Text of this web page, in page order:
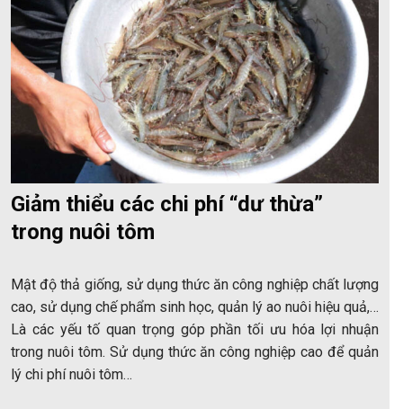
Giảm thiểu các chi phí “dư thừa”
trong nuôi tôm
Mật độ thả giống, sử dụng thức ăn công nghiệp chất lượng
cao, sử dụng chế phẩm sinh học, quản lý ao nuôi hiệu quả,…
Là các yếu tố quan trọng góp phần tối ưu hóa lợi nhuận
trong nuôi tôm. Sử dụng thức ăn công nghiệp cao để quản
lý chi phí nuôi tôm…